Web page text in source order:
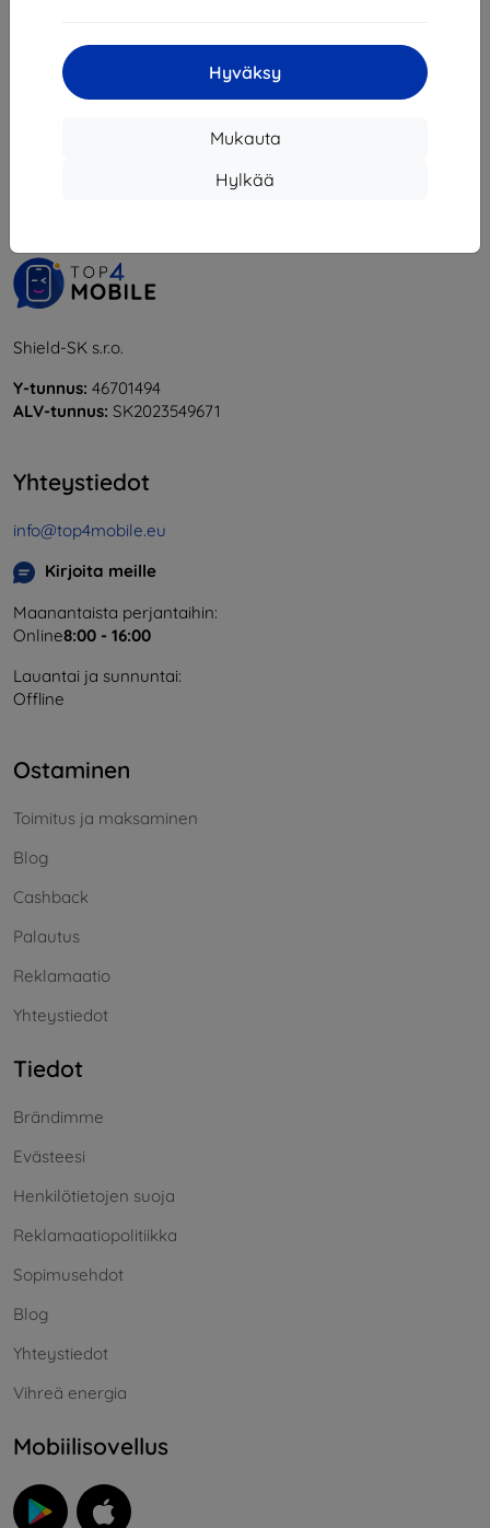
Hyväksy
Mukauta
Hylkää
Shield-SK s.r.o.
Y-tunnus: 46701494
ALV-tunnus: SK2023549671
Yhteystiedot
info@top4mobile.eu
Kirjoita meille
Maanantaista perjantaihin:
Online8:00 - 16:00
Lauantai ja sunnuntai:
Offline
Ostaminen
Toimitus ja maksaminen
Blog
Cashback
Palautus
Reklamaatio
Yhteystiedot
Tiedot
Brändimme
Evästeesi
Henkilötietojen suoja
Reklamaatiopolitiikka
Sopimusehdot
Blog
Yhteystiedot
Vihreä energia
Mobiilisovellus